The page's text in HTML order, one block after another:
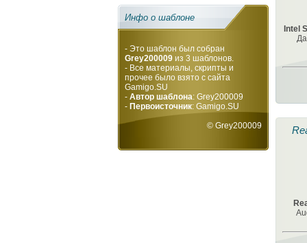
Инфо о шаблоне
- Это шаблон был собран
Grey200009 из 3 шаблонов.
- Все материалы, скрипты и
прочее было взято с сайта
Gamigo.SU
- Автор шаблона: Grey200009
- Первоисточник: Gamigo.SU
© Grey200009
Intel